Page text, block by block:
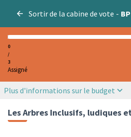
Sortir de la cabine de vote -
0
/
3
Assigné
Plus d'informations sur le budget
Les Arbres Inclusifs, ludiques